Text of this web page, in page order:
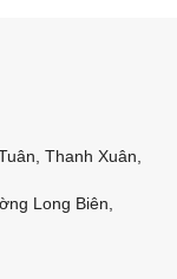
Thanh Xuân,
Long Biên,